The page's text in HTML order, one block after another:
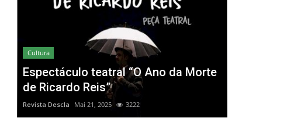
Cultura
Espectáculo teatral “O Ano da Morte
de Ricardo Reis”
Revista Descla Mai 21, 2025 3222